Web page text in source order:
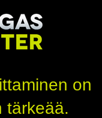
tuotteella ei ole
on
tärkeää.